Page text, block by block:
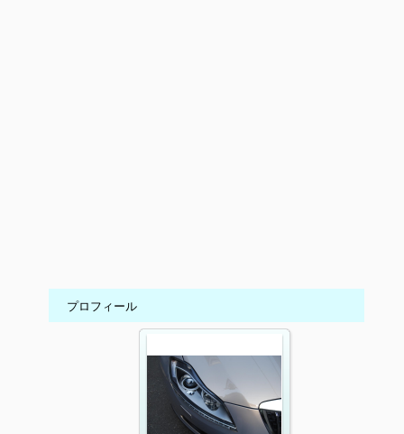
プロフィール